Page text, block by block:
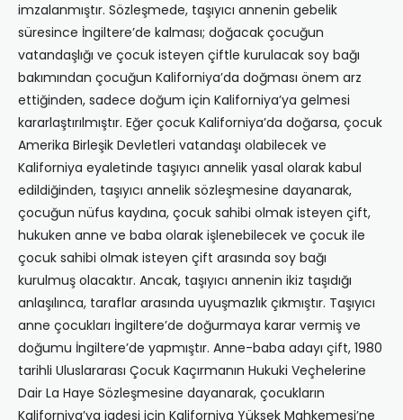
imzalanmıştır. Sözleşmede, taşıyıcı annenin gebelik
süresince İngiltere’de kalması; doğacak çocuğun
vatandaşlığı ve çocuk isteyen çiftle kurulacak soy bağı
bakımından çocuğun Kaliforniya’da doğması önem arz
ettiğinden, sadece doğum için Kaliforniya’ya gelmesi
kararlaştırılmıştır. Eğer çocuk Kaliforniya’da doğarsa, çocuk
Amerika Birleşik Devletleri vatandaşı olabilecek ve
Kaliforniya eyaletinde taşıyıcı annelik yasal olarak kabul
edildiğinden, taşıyıcı annelik sözleşmesine dayanarak,
çocuğun nüfus kaydına, çocuk sahibi olmak isteyen çift,
hukuken anne ve baba olarak işlenebilecek ve çocuk ile
çocuk sahibi olmak isteyen çift arasında soy bağı
kurulmuş olacaktır. Ancak, taşıyıcı annenin ikiz taşıdığı
anlaşılınca, taraflar arasında uyuşmazlık çıkmıştır. Taşıyıcı
anne çocukları İngiltere’de doğurmaya karar vermiş ve
doğumu İngiltere’de yapmıştır. Anne-baba adayı çift, 1980
tarihli Uluslararası Çocuk Kaçırmanın Hukuki Veçhelerine
Dair La Haye Sözleşmesine dayanarak, çocukların
Kaliforniya’ya iadesi için Kaliforniya Yüksek Mahkemesi’ne